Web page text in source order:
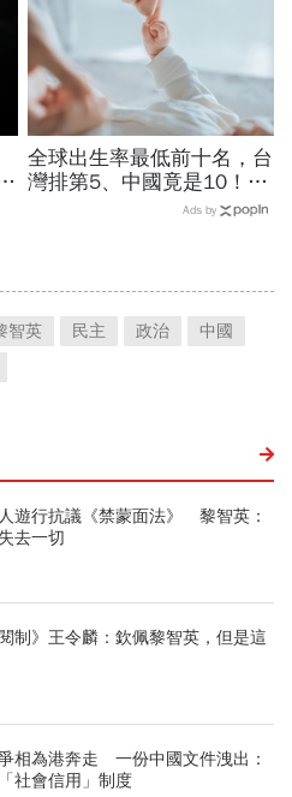
全球出生率最低前十名，台
灣排第5、中國竟是10！亞
洲4國入榜「無聲危機」，
Ads by
智英 民主 政治
中國
遊行抗議《禁蒙面法》 黎智英：
去一切
制》王令麟：欽佩黎智英，但是這
相為港奔走 一份中國文件洩出：
社會信用」制度